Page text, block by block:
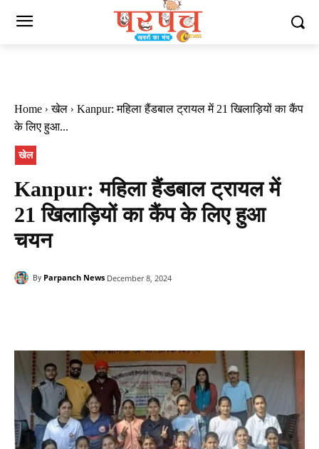
Home खेल
Kanpur: महिला हैंडबाल ट्रायल में 21 खिलाड़ियों का कैंप
के लिए हुआ...
खेल
Kanpur: महिला हैंडबाल ट्रायल में
21 खिलाड़ियों का कैंप के लिए हुआ
चयन
By Parpanch News December 8, 2024